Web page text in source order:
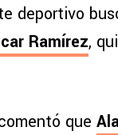
deportivo
Ramírez,
que